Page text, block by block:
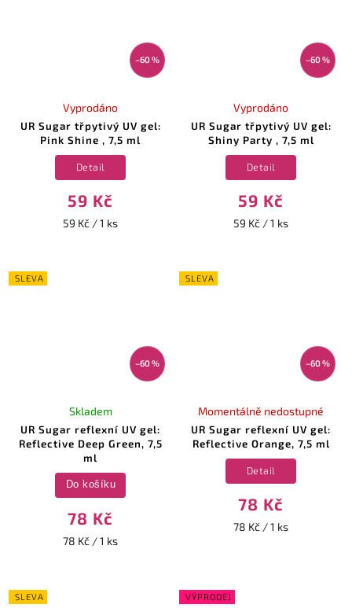
–60 %
UR Sugar třpytivý UV gel:
Pink Shine , 7,5 ml
Vyprodáno
59 Kč
59 Kč / 1 ks
Detail
–60 %
UR Sugar třpytivý UV gel:
Shiny Party , 7,5 ml
Vyprodáno
59 Kč
59 Kč / 1 ks
Detail
SLEVA
–60 %
UR Sugar reflexní UV gel:
Reflective Deep Green, 7,5
ml
Skladem
78 Kč
78 Kč / 1 ks
Do košíku
SLEVA
–60 %
UR Sugar reflexní UV gel:
Reflective Orange, 7,5 ml
Momentálně nedostupné
78 Kč
78 Kč / 1 ks
Detail
SLEVA VÝPRODEJ